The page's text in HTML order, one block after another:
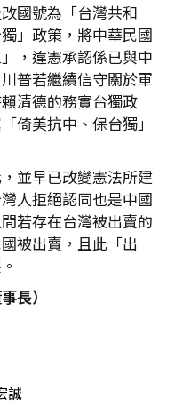
國號為「台灣共和
」政策，將中華民國
，違憲承認係已與中
普若繼續信守關於軍
清德的務實台獨政
倚美抗中、保台獨」
並早已改變憲法所建
人拒絕認同也是中國
若存在台灣被出賣的
被出賣，且此「出
長）
誠